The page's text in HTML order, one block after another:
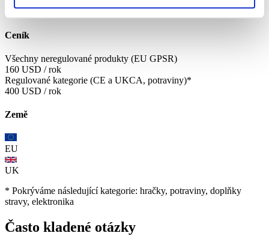
Povinné pro mimoevropské prodejce v EU nebo UK.
Ceník
Všechny neregulované produkty (EU GPSR)
160 USD / rok
Regulované kategorie (CE a UKCA, potraviny)*
400 USD / rok
Země
EU
UK
* Pokrýváme následující kategorie: hračky, potraviny, doplňky
stravy, elektronika
Často kladené otázky